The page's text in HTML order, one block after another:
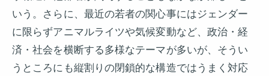
いう。さらに、最近の若者の関心事にはジェンダー
に限らずアニマルライツや気候変動など、政治・経
済・社会を横断する多様なテーマが多いが、そうい
うところにも縦割りの閉鎖的な構造ではうまく対応